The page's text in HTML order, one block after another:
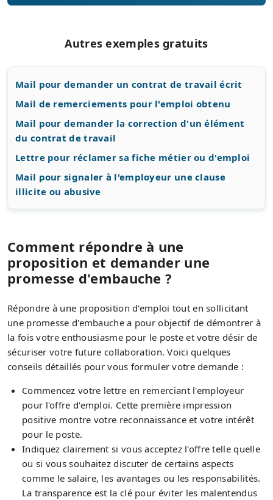
Autres exemples gratuits
Mail pour demander un contrat de travail écrit
Mail de remerciements pour l'emploi obtenu
Mail pour demander la correction d'un élément
du contrat de travail
Lettre pour réclamer sa fiche métier ou d'emploi
Mail pour signaler à l'employeur une clause
illicite ou abusive
Comment répondre à une
proposition et demander une
promesse d'embauche ?
Répondre à une proposition d'emploi tout en sollicitant
une promesse d'embauche a pour objectif de démontrer à
la fois votre enthousiasme pour le poste et votre désir de
sécuriser votre future collaboration. Voici quelques
conseils détaillés pour vous formuler votre demande :
Commencez votre lettre en remerciant l'employeur
pour l'offre d'emploi. Cette première impression
positive montre votre reconnaissance et votre intérêt
pour le poste.
Indiquez clairement si vous acceptez l'offre telle quelle
ou si vous souhaitez discuter de certains aspects
comme le salaire, les avantages ou les responsabilités.
La transparence est la clé pour éviter les malentendus